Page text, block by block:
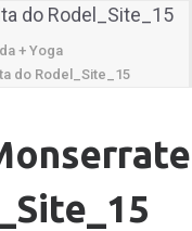
do Rodel_Site_15
+ Yoga
do Rodel_Site_15